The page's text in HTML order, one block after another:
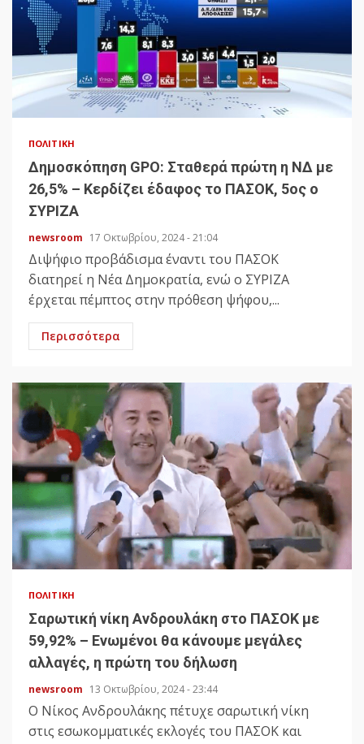
ΠΟΛΙΤΙΚΉ
Δημοσκόπηση GPO: Σταθερά πρώτη η ΝΔ με
26,5% – Κερδίζει έδαφος το ΠΑΣΟΚ, 5ος ο
ΣΥΡΙΖΑ
newsroom 17 Οκτωβρίου, 2024 - 21:04
Διψήφιο προβάδισμα έναντι του ΠΑΣΟΚ
διατηρεί η Νέα Δημοκρατία, ενώ ο ΣΥΡΙΖΑ
έρχεται πέμπτος στην πρόθεση ψήφου,...
Περισσότερα
ΠΟΛΙΤΙΚΉ
Σαρωτική νίκη Ανδρουλάκη στο ΠΑΣΟΚ με
59,92% – Ενωμένοι θα κάνουμε μεγάλες
αλλαγές, η πρώτη του δήλωση
newsroom 13 Οκτωβρίου, 2024 - 23:44
Ο Νίκος Ανδρουλάκης πέτυχε σαρωτική νίκη
στις εσωκομματικές εκλογές του ΠΑΣΟΚ και